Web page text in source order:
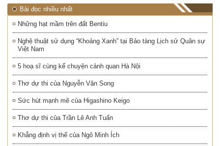
Bài đọc nhiều nhất
Những hạt mầm trên đất Bentiu
Nghệ thuật sử dụng “Khoảng Xanh” tại Bảo tàng Lịch sử Quân sự
Việt Nam
5 hoạ sĩ cùng kể chuyện cảnh quan Hà Nội
Thơ dự thi của Nguyễn Văn Song
Sức hút mạnh mẽ của Higashino Keigo
Thơ dự thi của Trần Lê Anh Tuấn
Khẳng định vị thế của Ngô Minh Ích